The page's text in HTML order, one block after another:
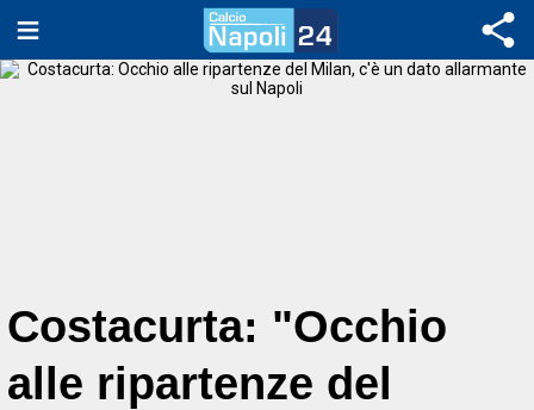
Costacurta: "Occhio
alle ripartenze del